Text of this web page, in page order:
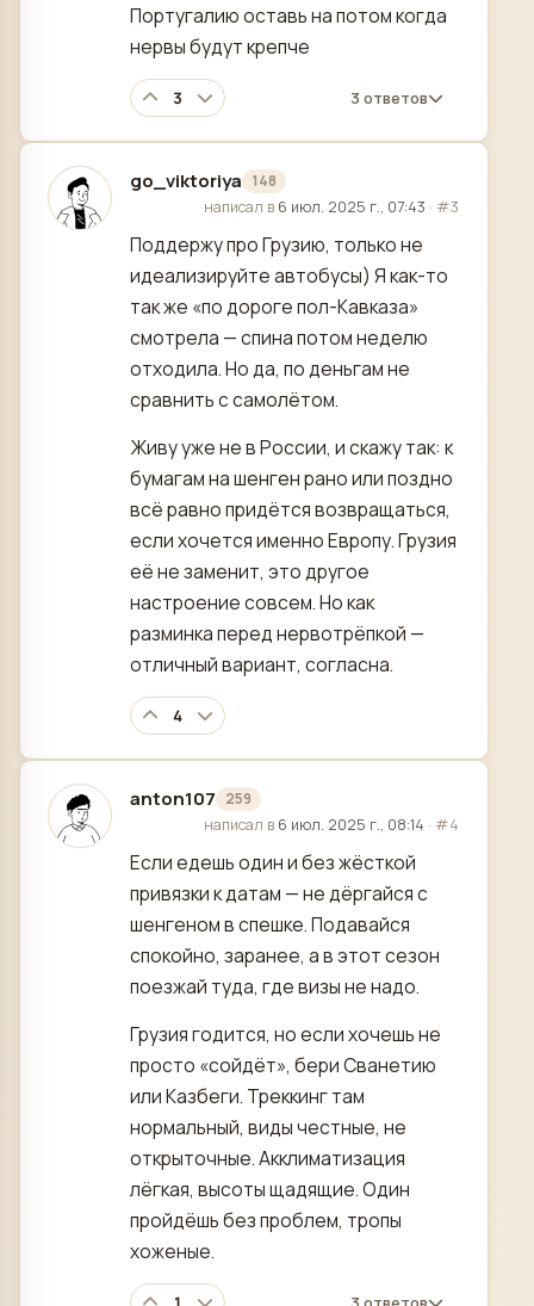
Португалию оставь на потом когда
нервы будут крепче
3 3 ответов
go_viktoriya 148
отредактировано
написал в 6 июл. 2025 г., 07:43 · #3
Поддержу про Грузию, только не
идеализируйте автобусы) Я как-то
так же «по дороге пол-Кавказа»
смотрела — спина потом неделю
отходила. Но да, по деньгам не
сравнить с самолётом.
Живу уже не в России, и скажу так: к
бумагам на шенген рано или поздно
всё равно придётся возвращаться,
если хочется именно Европу. Грузия
её не заменит, это другое
настроение совсем. Но как
разминка перед нервотрёпкой —
отличный вариант, согласна.
4
anton107 259
отредактировано
написал в 6 июл. 2025 г., 08:14 · #4
Если едешь один и без жёсткой
привязки к датам — не дёргайся с
шенгеном в спешке. Подавайся
спокойно, заранее, а в этот сезон
поезжай туда, где визы не надо.
Грузия годится, но если хочешь не
просто «сойдёт», бери Сванетию
или Казбеги. Треккинг там
нормальный, виды честные, не
открыточные. Акклиматизация
лёгкая, высоты щадящие. Один
пройдёшь без проблем, тропы
хоженые.